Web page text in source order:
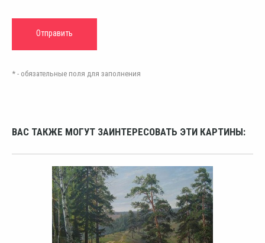
* - обязательные поля для заполнения
ВАС ТАКЖЕ МОГУТ ЗАИНТЕРЕСОВАТЬ ЭТИ КАРТИНЫ: